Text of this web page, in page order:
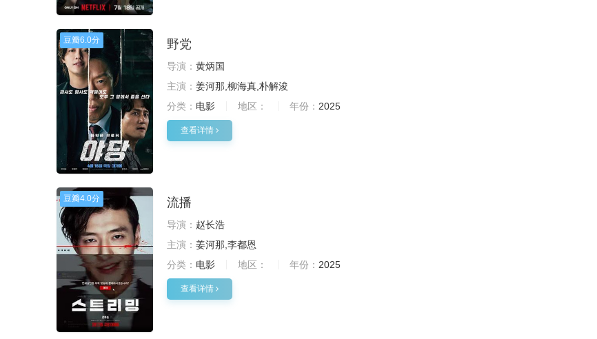
豆瓣6.0分 野党
导演： 黄炳国
主演： 姜河那,柳海真,朴解浚
分类： 电影 地区： 年份： 2025
查看详情
豆瓣4.0分 流播
导演： 赵长浩
主演： 姜河那,李都恩
分类： 电影 地区： 年份： 2025
查看详情